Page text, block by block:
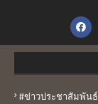
#ข่าวประชาสัมพันธ์